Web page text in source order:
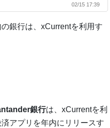
02/15 17:39
銀行は、xCurrentを利用す
銀行は、xCurrentを利
アプリを年内にリリースす